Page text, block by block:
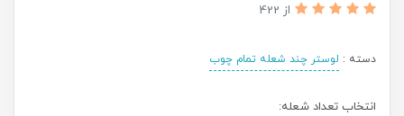
از 422
دسته : لوستر چند شعله تمام چوب
انتخاب تعداد شعله: